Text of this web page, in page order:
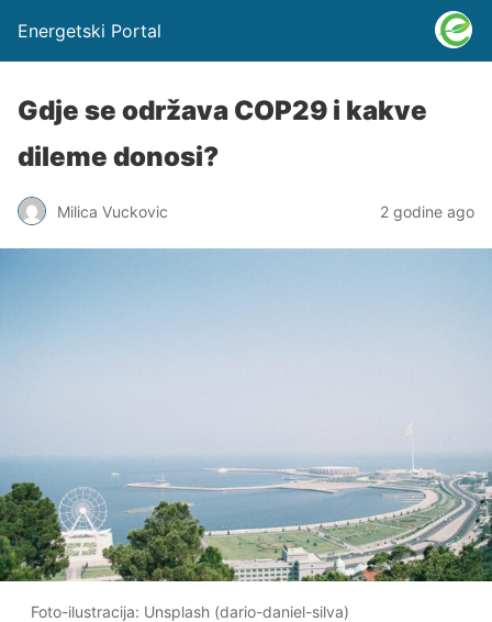
Energetski Portal
Gdje se održava COP29 i kakve
dileme donosi?
Milica Vuckovic 2 godine ago
Foto-ilustracija: Unsplash (dario-daniel-silva)